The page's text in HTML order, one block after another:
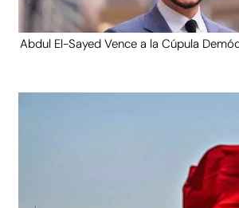
Abdul El-Sayed Vence a la Cúpula